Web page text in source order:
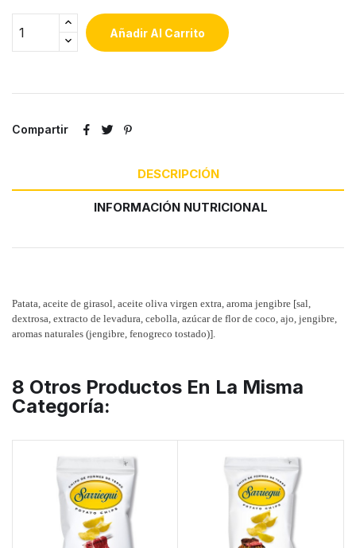
Añadir Al Carrito
Compartir
DESCRIPCIÓN
INFORMACIÓN NUTRICIONAL
Patata, aceite de girasol, aceite oliva virgen extra, aroma jengibre [sal,
dextrosa, extracto de levadura, cebolla, azúcar de flor de coco, ajo, jengibre,
aromas naturales (jengibre, fenogreco tostado)].
8 Otros Productos En La Misma
Categoría: